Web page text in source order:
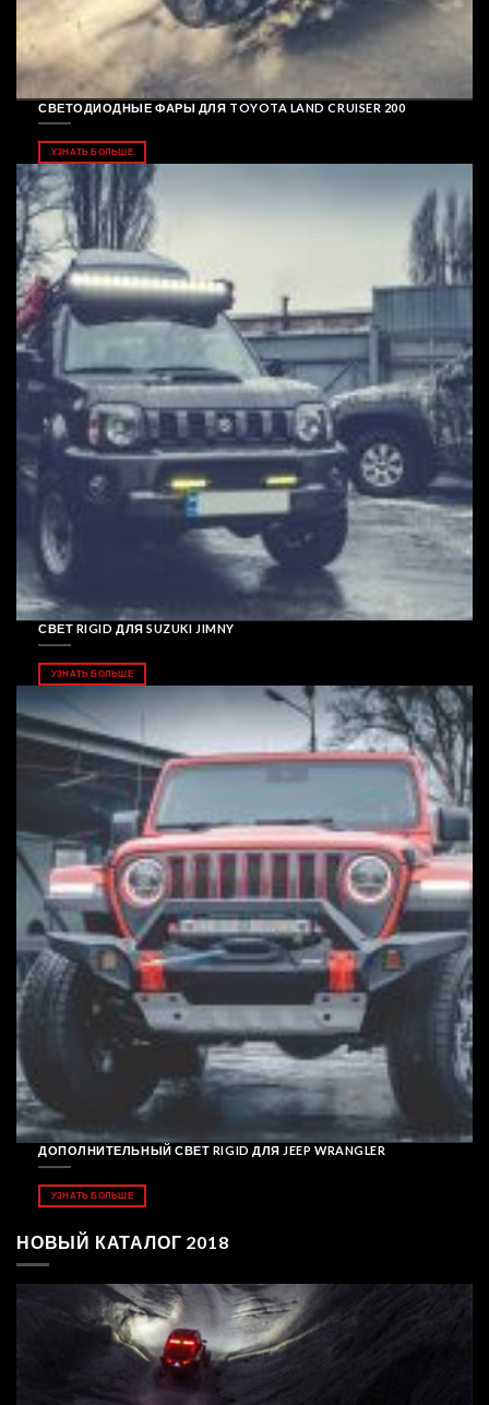
СВЕТОДИОДНЫЕ ФАРЫ ДЛЯ TOYOTA LAND CRUISER 200
УЗНАТЬ БОЛЬШЕ
СВЕТ RIGID ДЛЯ SUZUKI JIMNY
УЗНАТЬ БОЛЬШЕ
ДОПОЛНИТЕЛЬНЫЙ СВЕТ RIGID ДЛЯ JEEP WRANGLER
УЗНАТЬ БОЛЬШЕ
НОВЫЙ КАТАЛОГ 2018